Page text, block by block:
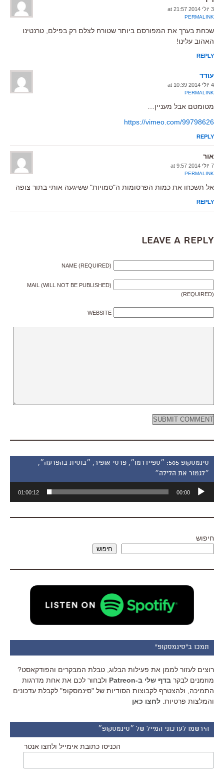
3 יולי 2014 at 21:57
PERMALINK
שכחת בערך את המפורסם ביותר שטורח לצלם רק בפילם, טרנטינו
האהוב עלינו!
REPLY
עודד
4 יולי 2014 at 10:39
PERMALINK
מטומטם אבל מעניין…
https://vimeo.com/99798626
REPLY
אור
7 יולי 2014 at 9:57
PERMALINK
אל תשכחו את כמות הפרסומות ה"סמויות" ששיגעה אותי בתור צופה
REPLY
Leave a Reply
NAME (REQUIRED)
MAIL (WILL NOT BE PUBLISHED)
(REQUIRED)
WEBSITE
סינמסקופ 505: ״ספיידרמן״, פרסי אופיר, ״בוסית בהפרעה״,
״לגמור את הלילה״
אודיו
00:00
01:00:12
חיפוש
חיפוש
תמכו ב"סינמסקופ"
רוצים לעזור לממן את פעילות הבלוג, טבלת המבקרים והפודקאסט?
מוזמנים לבקר בדף שלי ב-Patreon
ולבחור לכם את אחת מדרגות
התמיכה, ולהצטרף לקבוצות הסודיות של "סינמסקופ" לקבלת עדכונים
והמלצות פרטיות. לחצו כאן
הירשמו לעדכוני המייל של ״סינמסקופ״
הכניסו כתובת אימייל ולחצו אנטר